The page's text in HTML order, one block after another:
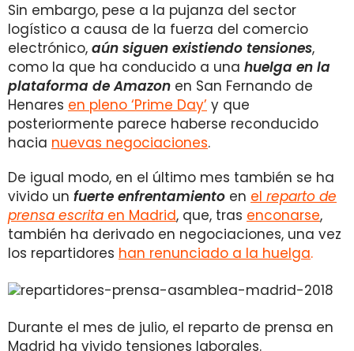
Sin embargo, pese a la pujanza del sector
logístico a causa de la fuerza del comercio
electrónico, aún siguen existiendo tensiones,
como la que ha conducido a una huelga en la
plataforma de Amazon en San Fernando de
Henares en pleno ‘Prime Day’ y que
posteriormente parece haberse reconducido
hacia nuevas negociaciones.
De igual modo, en el último mes también se ha
vivido un fuerte enfrentamiento en el reparto de
prensa escrita en Madrid, que, tras enconarse,
también ha derivado en negociaciones, una vez
los repartidores han renunciado a la huelga.
Durante el mes de julio, el reparto de prensa en
Madrid ha vivido tensiones laborales.